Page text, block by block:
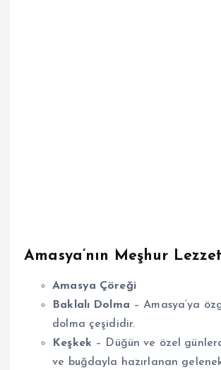
Amasya’nın Meşhur
Amasya Çöreği
Baklalı Dolma – Amasya’ya
dolma çeşididir.
Keşkek – Düğün ve özel
ve buğdayla hazırlanan